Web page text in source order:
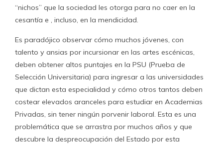
“nichos” que la sociedad les otorga para no caer en la
cesantía e , incluso, en la mendicidad.
Es paradójico observar cómo muchos jóvenes, con
talento y ansias por incursionar en las artes escénicas,
deben obtener altos puntajes en la PSU (Prueba de
Selección Universitaria) para ingresar a las universidades
que dictan esta especialidad y cómo otros tantos deben
costear elevados aranceles para estudiar en Academias
Privadas, sin tener ningún porvenir laboral. Esta es una
problemática que se arrastra por muchos años y que
descubre la despreocupación del Estado por esta